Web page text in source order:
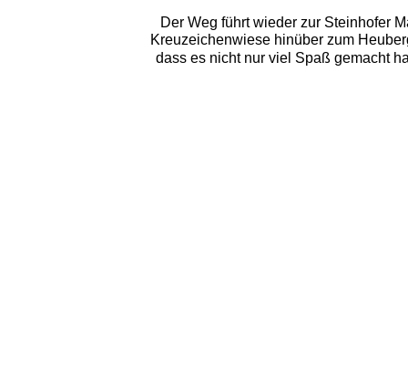
Der Weg führt wieder zur Steinhofer
Kreuzeichenwiese hinüber zum
dass es nicht nur viel Spaß gemacht